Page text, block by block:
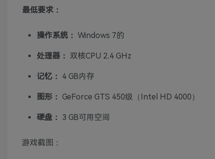
最低要求：
操作系统： Windows 7的
处理器： 双核CPU 2.4 GHz
记忆： 4 GB内存
图形： GeForce GTS 450级（Intel HD 4000）
硬盘： 3 GB可用空间
游戏截图：